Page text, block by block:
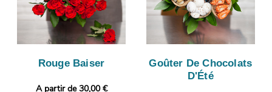
Rouge Baiser
A partir de 30,00 €
Goûter De Chocolats
D'Été